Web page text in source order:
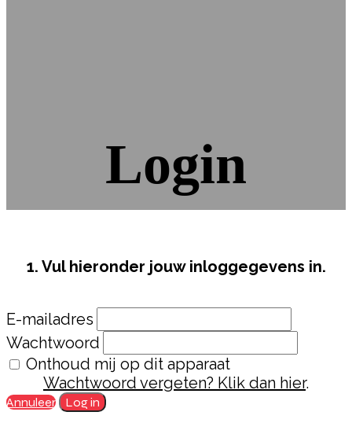
Login
1. Vul hieronder jouw inloggegevens in.
E-mailadres
Wachtwoord
Onthoud mij op dit apparaat
Wachtwoord vergeten? Klik dan hier.
Annuleer Log in